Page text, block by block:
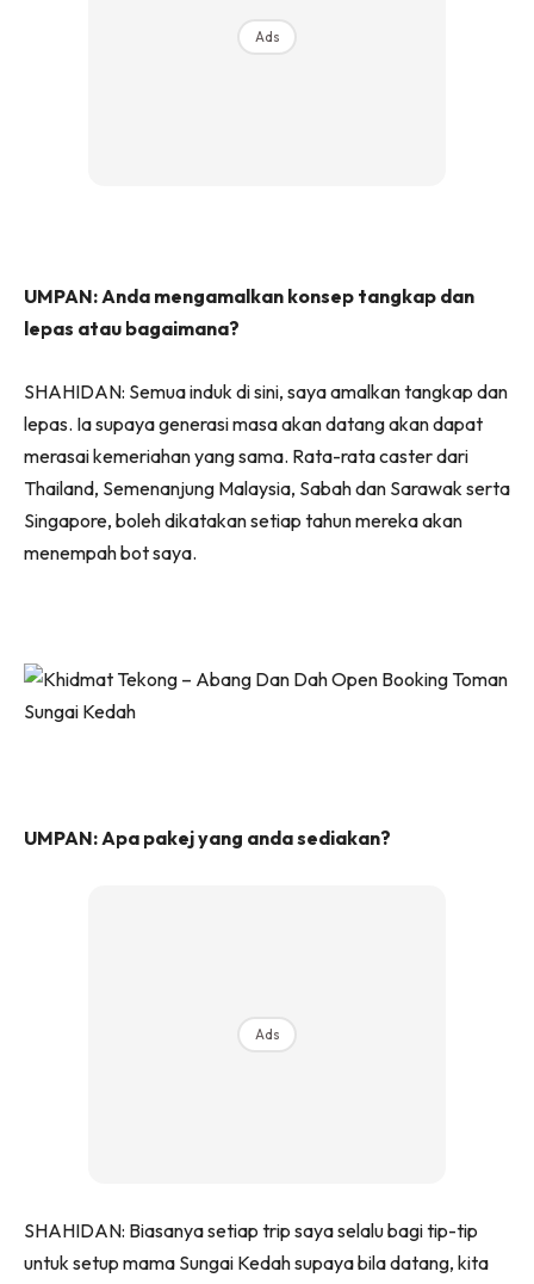
Ads
UMPAN: Anda mengamalkan konsep tangkap dan
lepas atau bagaimana?
SHAHIDAN: Semua induk di sini, saya amalkan tangkap dan
lepas. Ia supaya generasi masa akan datang akan dapat
merasai kemeriahan yang sama. Rata-rata caster dari
Thailand, Semenanjung Malaysia, Sabah dan Sarawak serta
Singapore, boleh dikatakan setiap tahun mereka akan
menempah bot saya.
UMPAN: Apa pakej yang anda sediakan?
Ads
SHAHIDAN: Biasanya setiap trip saya selalu bagi tip-tip
untuk setup mama Sungai Kedah supaya bila datang, kita